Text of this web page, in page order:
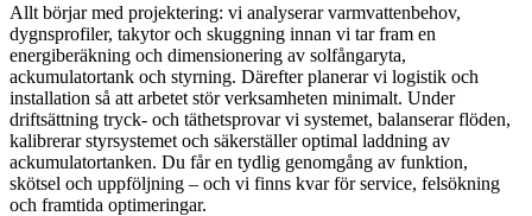
Allt börjar med projektering: vi analyserar varmvattenbehov,
dygnsprofiler, takytor och skuggning innan vi tar fram en
energiberäkning och dimensionering av solfångaryta,
ackumulatortank och styrning. Därefter planerar vi logistik och
installation så att arbetet stör verksamheten minimalt. Under
driftsättning tryck- och täthetsprovar vi systemet, balanserar flöden,
kalibrerar styrsystemet och säkerställer optimal laddning av
ackumulatortanken. Du får en tydlig genomgång av funktion,
skötsel och uppföljning – och vi finns kvar för service, felsökning
och framtida optimeringar.